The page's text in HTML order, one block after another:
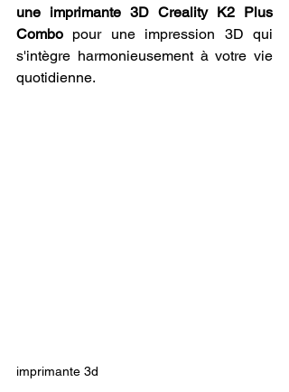
une imprimante 3D Creality K2 Plus
Combo pour une impression 3D qui
s'intègre harmonieusement à votre vie
quotidienne.
imprimante 3d